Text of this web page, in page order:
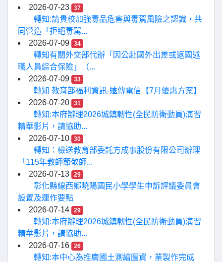
2026-07-23
37
轉知:請貴校加強毒品危害與毒駕風險之認識，共
同營造「拒絕毒駕...
2026-07-09
34
轉知有關外交部代辦「因公赴國外出差或返國述
職人員綜合保險」（...
2026-07-09
33
轉知 教育部福利資訊-遠傳電信【7月優惠方案】
2026-07-20
31
轉知:本府辦理2026城鎮韌性(全民防衛動員)演習
精華影片，請協助...
2026-07-10
30
轉知：檢送教育部委託方成事股份有限公司辦理
「115年教師節敬師...
2026-07-13
29
彰化縣線西鄉曉陽國民小學學生申訴評議委員會
設置及運作要點
2026-07-14
29
轉知:本府辦理2026城鎮韌性(全民防衛動員)演習
精華影片，請協助...
2026-07-16
26
轉知:本中心為推廣國土測繪圖資，業製作完成